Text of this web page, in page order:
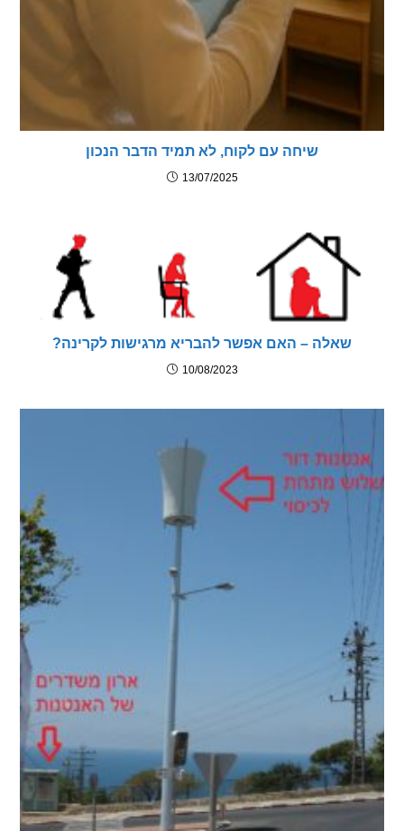
שיחה עם לקוח, לא תמיד הדבר הנכון
13/07/2025
שאלה – האם אפשר להבריא מרגישות לקרינה?
10/08/2023